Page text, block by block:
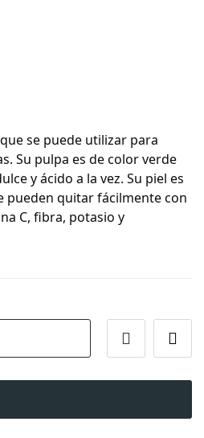
se puede utilizar para
Su pulpa es de color verde
y ácido a la vez. Su piel es
pueden quitar fácilmente con
C, fibra, potasio y